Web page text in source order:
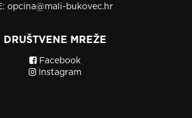
opcina@mali-bukovec.hr
DRUŠTVENE MREŽE
Facebook
Instagram